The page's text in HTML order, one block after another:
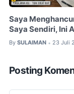
Saya
Saya Sendiri, Ini
By SULAIMAN • 23 Juli
Posting